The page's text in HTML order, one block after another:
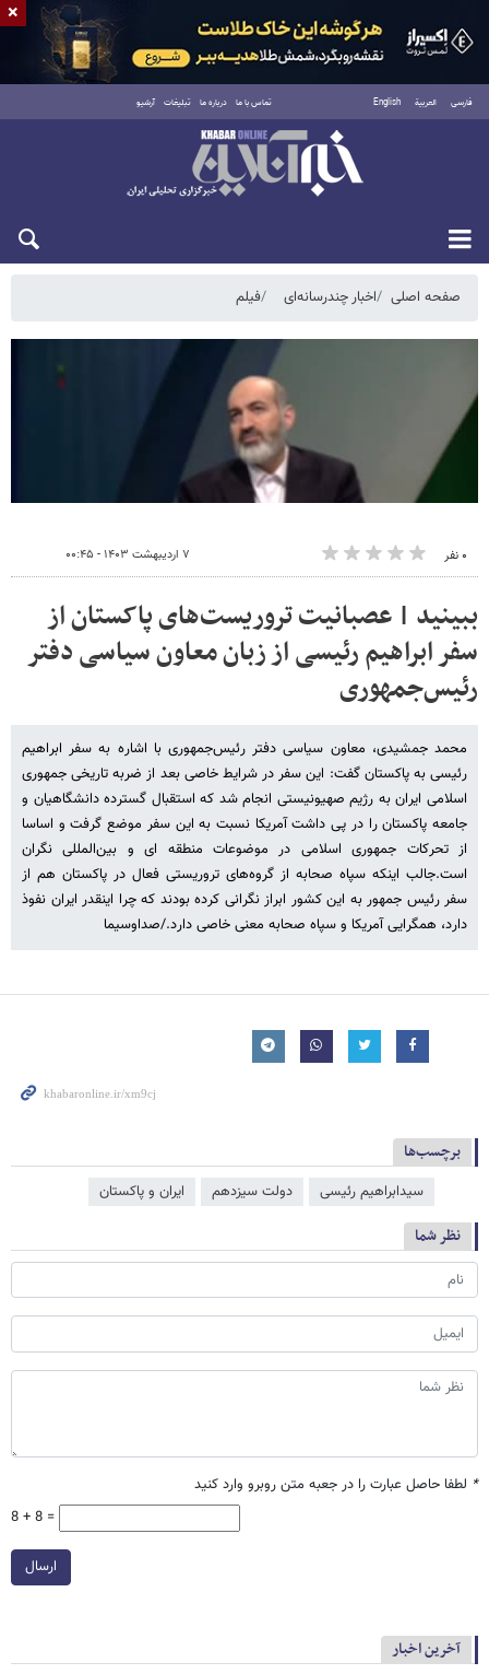
فارسی العربية English تماس با ما درباره ما تبلیغات آرشیو
جمعه ۱۶ مرداد ۱۴۰۵
صفحه اصلی اخبار چندرسانه‌ای فیلم
۰ نفر ۷ اردیبهشت ۱۴۰۳ - ۰۰:۴۵
ببینید | عصبانیت تروریست‌های پاکستان از
سفر ابراهیم رئیسی از زبان معاون سیاسی دفتر
رئیس‌جمهوری
محمد جمشیدی، معاون سیاسی دفتر رئیس‌جمهوری با اشاره به سفر ابراهیم
رئیسی به پاکستان گفت: این سفر در شرایط خاصی بعد از ضربه تاریخی جمهوری
اسلامی ایران به رژیم صهیونیستی انجام شد که استقبال گسترده دانشگاهیان و
جامعه پاکستان را در پی داشت آمریکا نسبت به این سفر موضع گرفت و اساسا
از تحرکات جمهوری اسلامی در موضوعات منطقه ای و بین‌المللی نگران
است.جالب اینکه سپاه صحابه از گروه‌های تروریستی فعال در پاکستان هم از
سفر رئیس جمهور به این کشور ابراز نگرانی کرده بودند که چرا اینقدر ایران نفوذ
دارد، همگرایی آمریکا و سپاه صحابه معنی خاصی دارد./صداوسیما
برچسب‌ها
سیدابراهیم رئیسی دولت سیزدهم ایران و پاکستان
نظر شما
* لطفا حاصل عبارت را در جعبه متن روبرو وارد کنید
8 + 8 =
ارسال
آخرین اخبار
×